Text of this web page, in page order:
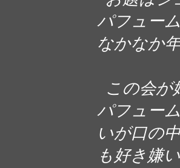
パフュー
なかなか
この会が
パフュー
いが口の
も好き嫌